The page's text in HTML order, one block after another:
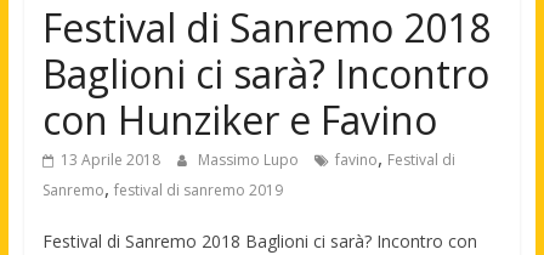
Festival di Sanremo 2018
Baglioni ci sarà? Incontro
con Hunziker e Favino
13 Aprile 2018 Massimo Lupo favino, Festival di
Sanremo, festival di sanremo 2019
Festival di Sanremo 2018 Baglioni ci sarà? Incontro con